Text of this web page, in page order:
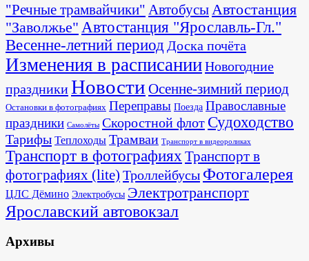
"Речные трамвайчики" АвтобусыАвтостанция
"Заволжье" Автостанция "Ярославль-Гл."
Весенне-летний период Доска почёта
Изменения в расписанииНовогодние
праздникиНовости Осенне-зимний период
Остановки в фотографиях Переправы Поезда Православные
праздники Самолёты Скоростной флот Судоходство
Тарифы Теплоходы Трамваи Транспорт в видеороликах
Транспорт в фотографияхТранспорт в
фотографиях (lite) Троллейбусы Фотогалерея
ЦЛС Дёмино Электробусы Электротранспорт
Ярославский автовокзал
Архивы